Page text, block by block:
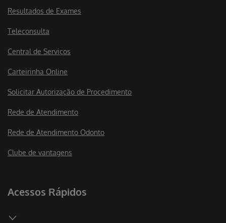
Resultados de Exames
Teleconsulta
Central de Serviços
Carteirinha Online
Solicitar Autorização de Procedimento
Rede de Atendimento
Rede de Atendimento Odonto
Clube de vantagens
Acessos Rápidos